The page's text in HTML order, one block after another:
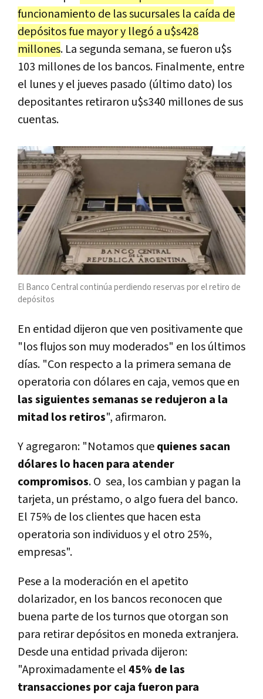
funcionamiento de las sucursales la caída de
depósitos fue mayor y llegó a u$s428
millones. La segunda semana, se fueron u$s
103 millones de los bancos. Finalmente, entre
el lunes y el jueves pasado (último dato) los
depositantes retiraron u$s340 millones de sus
cuentas.
El Banco Central continúa perdiendo reservas por el retiro de
depósitos
En entidad dijeron que ven positivamente que
"los flujos son muy moderados" en los últimos
días. "Con respecto a la primera semana de
operatoria con dólares en caja, vemos que en
las siguientes semanas se redujeron a la
mitad los retiros", afirmaron.
Y agregaron: "Notamos quequienes sacan
dólares lo hacen para atender
compromisos. O sea, los cambian y pagan la
tarjeta, un préstamo, o algo fuera del banco.
El 75% de los clientes que hacen esta
operatoria son individuos y el otro 25%,
empresas".
Pese a la moderación en el apetito
dolarizador, en los bancos reconocen que
buena parte de los turnos que otorgan son
para retirar depósitos en moneda extranjera.
Desde una entidad privada dijeron:
"Aproximadamente el45% de las
transacciones por caja fueron para